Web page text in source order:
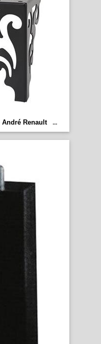
André Renault ...